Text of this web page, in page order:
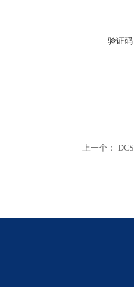
验证码
上一个：